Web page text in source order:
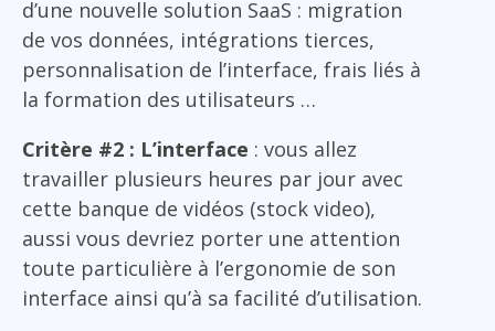
d’une nouvelle solution SaaS : migration
de vos données, intégrations tierces,
personnalisation de l’interface, frais liés à
la formation des utilisateurs …
Critère #2 : L’interface : vous allez
travailler plusieurs heures par jour avec
cette banque de vidéos (stock video),
aussi vous devriez porter une attention
toute particulière à l’ergonomie de son
interface ainsi qu’à sa facilité d’utilisation.